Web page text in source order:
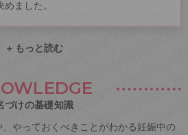
ました。
+ もっと読む
づけの基礎知識
やっておくべきことがわかる妊娠中の